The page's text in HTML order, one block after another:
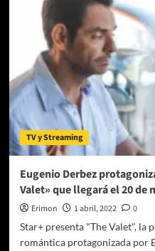
Valet»,
revelan
nuevas
imágenes
TV y Streaming
Eugenio Derbez
Valet» que llegará el 20 de
Erimon 1 abril, 2022
0
Star+ presenta "The Valet", la
romántica protagonizada por